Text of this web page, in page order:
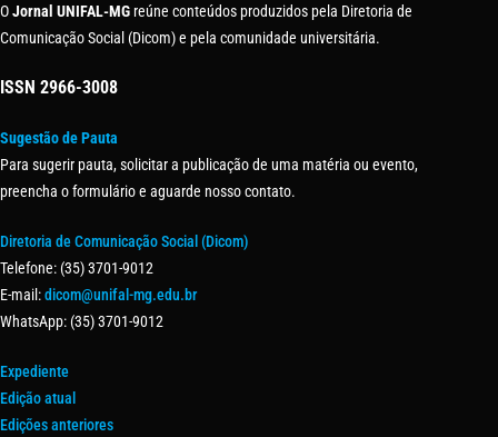
OJornal UNIFAL-MG reúne conteúdos produzidos pela Diretoria de
Comunicação Social (Dicom) e pela comunidade universitária.
ISSN 2966-3008
Sugestão de Pauta
Para sugerir pauta, solicitar a publicação de uma matéria ou evento,
preencha o formulário e aguarde nosso contato.
Diretoria de Comunicação Social (Dicom)
Telefone: (35) 3701-9012
E-mail:dicom@unifal-mg.edu.br
WhatsApp: (35) 3701-9012
Expediente
Edição atual
Edições anteriores